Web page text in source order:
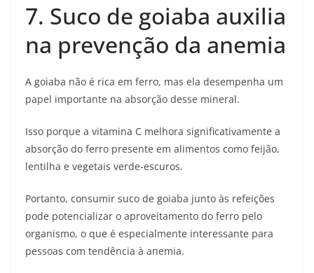
7. Suco de goiaba auxilia
na prevenção da anemia
A goiaba não é rica em ferro, mas ela desempenha um
papel importante na absorção desse mineral.
Isso porque a vitamina C melhora significativamente a
absorção do ferro presente em alimentos como feijão,
lentilha e vegetais verde-escuros.
Portanto, consumir suco de goiaba junto às refeições
pode potencializar o aproveitamento do ferro pelo
organismo, o que é especialmente interessante para
pessoas com tendência à anemia.